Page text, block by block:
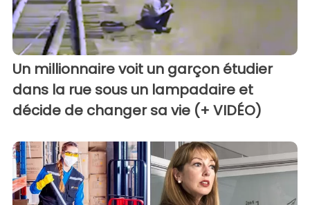
Un millionnaire voit un garçon étudier
dans la rue sous un lampadaire et
décide de changer sa vie (+ VIDÉO)